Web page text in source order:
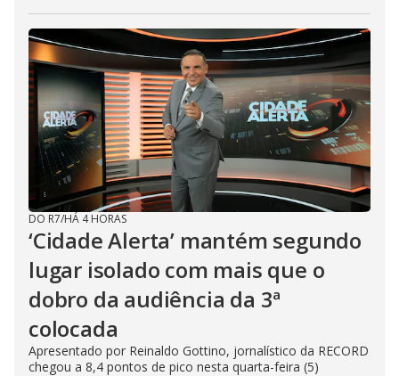
DO R7/HÁ 4 HORAS
‘Cidade Alerta’ mantém segundo
lugar isolado com mais que o
dobro da audiência da 3ª
colocada
Apresentado por Reinaldo Gottino, jornalístico da RECORD
chegou a 8,4 pontos de pico nesta quarta-feira (5)